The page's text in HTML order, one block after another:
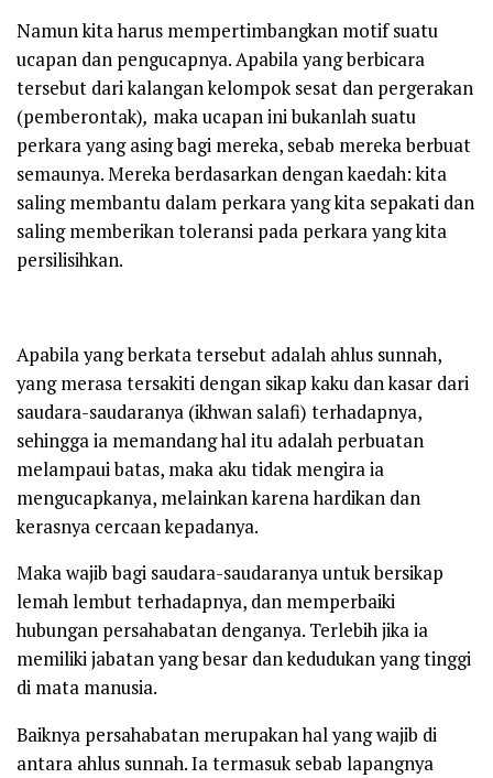
Namun kita harus mempertimbangkan motif suatu
ucapan dan pengucapnya. Apabila yang berbicara
tersebut dari kalangan kelompok sesat dan pergerakan
(pemberontak), maka ucapan ini bukanlah suatu
perkara yang asing bagi mereka, sebab mereka berbuat
semaunya. Mereka berdasarkan dengan kaedah: kita
saling membantu dalam perkara yang kita sepakati dan
saling memberikan toleransi pada perkara yang kita
persilisihkan.
Apabila yang berkata tersebut adalah ahlus sunnah,
yang merasa tersakiti dengan sikap kaku dan kasar dari
saudara-saudaranya (ikhwan salafi) terhadapnya,
sehingga ia memandang hal itu adalah perbuatan
melampaui batas, maka aku tidak mengira ia
mengucapkanya, melainkan karena hardikan dan
kerasnya cercaan kepadanya.
Maka wajib bagi saudara-saudaranya untuk bersikap
lemah lembut terhadapnya, dan memperbaiki
hubungan persahabatan denganya. Terlebih jika ia
memiliki jabatan yang besar dan kedudukan yang tinggi
di mata manusia.
Baiknya persahabatan merupakan hal yang wajib di
antara ahlus sunnah. Ia termasuk sebab lapangnya